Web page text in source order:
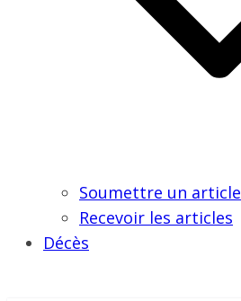
Soumettre un article
Recevoir les articles
Décès